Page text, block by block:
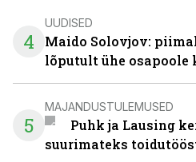
4
UUDISED
Maido Solovjov:
lõputult ühe osapoole
5
MAJANDUSTULEMUSED
Puhk ja Lausing
suurimateks